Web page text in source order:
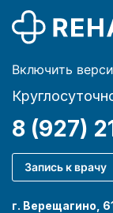
Включить
8 (927)
Запись к врачу
г. Верещагино,